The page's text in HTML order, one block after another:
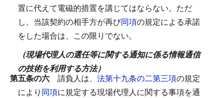
置に代えて電磁的措置を講じてはならない。 ただ
し、当該契約の相手方が再び同項の規定による承諾
をした場合は、この限りでない。
（現場代理人の選任等に関する通知に係る情報通信
の技術を利用する方法）
第五条の六 請負人は、 法第十九条の二第三項の規定
により 同項に規定する現場代理人に関する事項を通